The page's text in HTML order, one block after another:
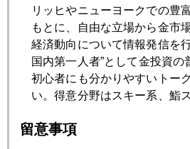
2022年06月27日
Ｇ７でロシア産金禁輸措置の実相
2022年06月24日
リッヒやニューヨークでの豊
もとに、自由な立場から金市
経済動向について情報発信を
国内第一人者”として金投資
初心者にも分かりやすいトー
い。得意分野はスキー系、鮨
留意事項